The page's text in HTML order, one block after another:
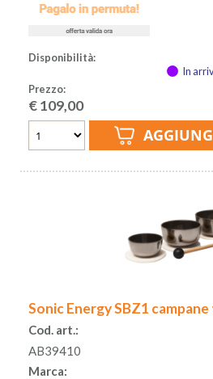
Disponibilità:
In
Prezzo:
€109,00
Sonic Energy SBZ1
Cod. art.:
AB39410
Marca: